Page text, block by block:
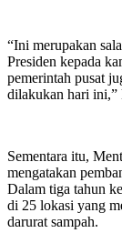
“Ini merupakan
Presiden kepada
pemerintah pusat
dilakukan hari ini,”
Sementara itu,
mengatakan
Dalam tiga tahun
di 25 lokasi yang
darurat sampah.